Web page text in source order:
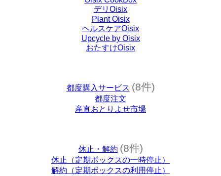
デリOisix
Plant Oisix
ヘルスケアOisix
Upcycle by Oisix
おたすけOisix
都度購入サービス (8件)
都度注文
産直おとりよせ市場
休止・解約 (8件)
休止（定期ボックスの一時停止）
解約（定期ボックスの利用停止）